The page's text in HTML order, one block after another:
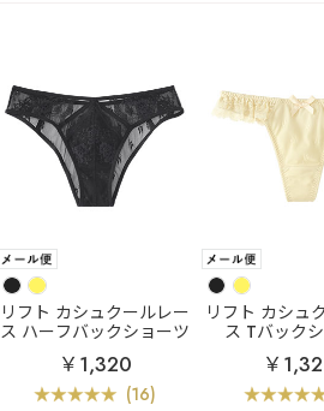
リフト カシュクールレー
ス ハーフバックショーツ
￥1,320
(16)
リフト カシュ
ス Tバック
￥